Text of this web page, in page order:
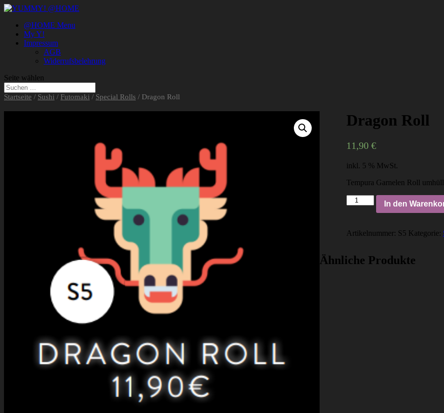
@HOME Menu
My Y!
Impressum
AGB
Widerrufsbelehrung
Seite wählen
Startseite / Sushi / Futomaki / Special Rolls / Dragon Roll
Dragon Roll
11,90 €
inkl. 5 % MwSt.
Tempura Garnelen Roll
Dragon
Roll
In den
Artikelnummer: S5 Kategorie:
Ähnliche Produkte